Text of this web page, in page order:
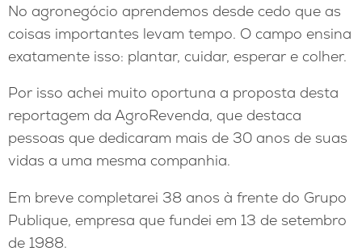
No agronegócio aprendemos desde cedo que as
coisas importantes levam tempo. O campo ensina
exatamente isso: plantar, cuidar, esperar e colher.
Por isso achei muito oportuna a proposta desta
reportagem da AgroRevenda, que destaca
pessoas que dedicaram mais de 30 anos de suas
vidas a uma mesma companhia.
Em breve completarei 38 anos à frente do Grupo
Publique, empresa que fundei em 13 de setembro
de 1988.